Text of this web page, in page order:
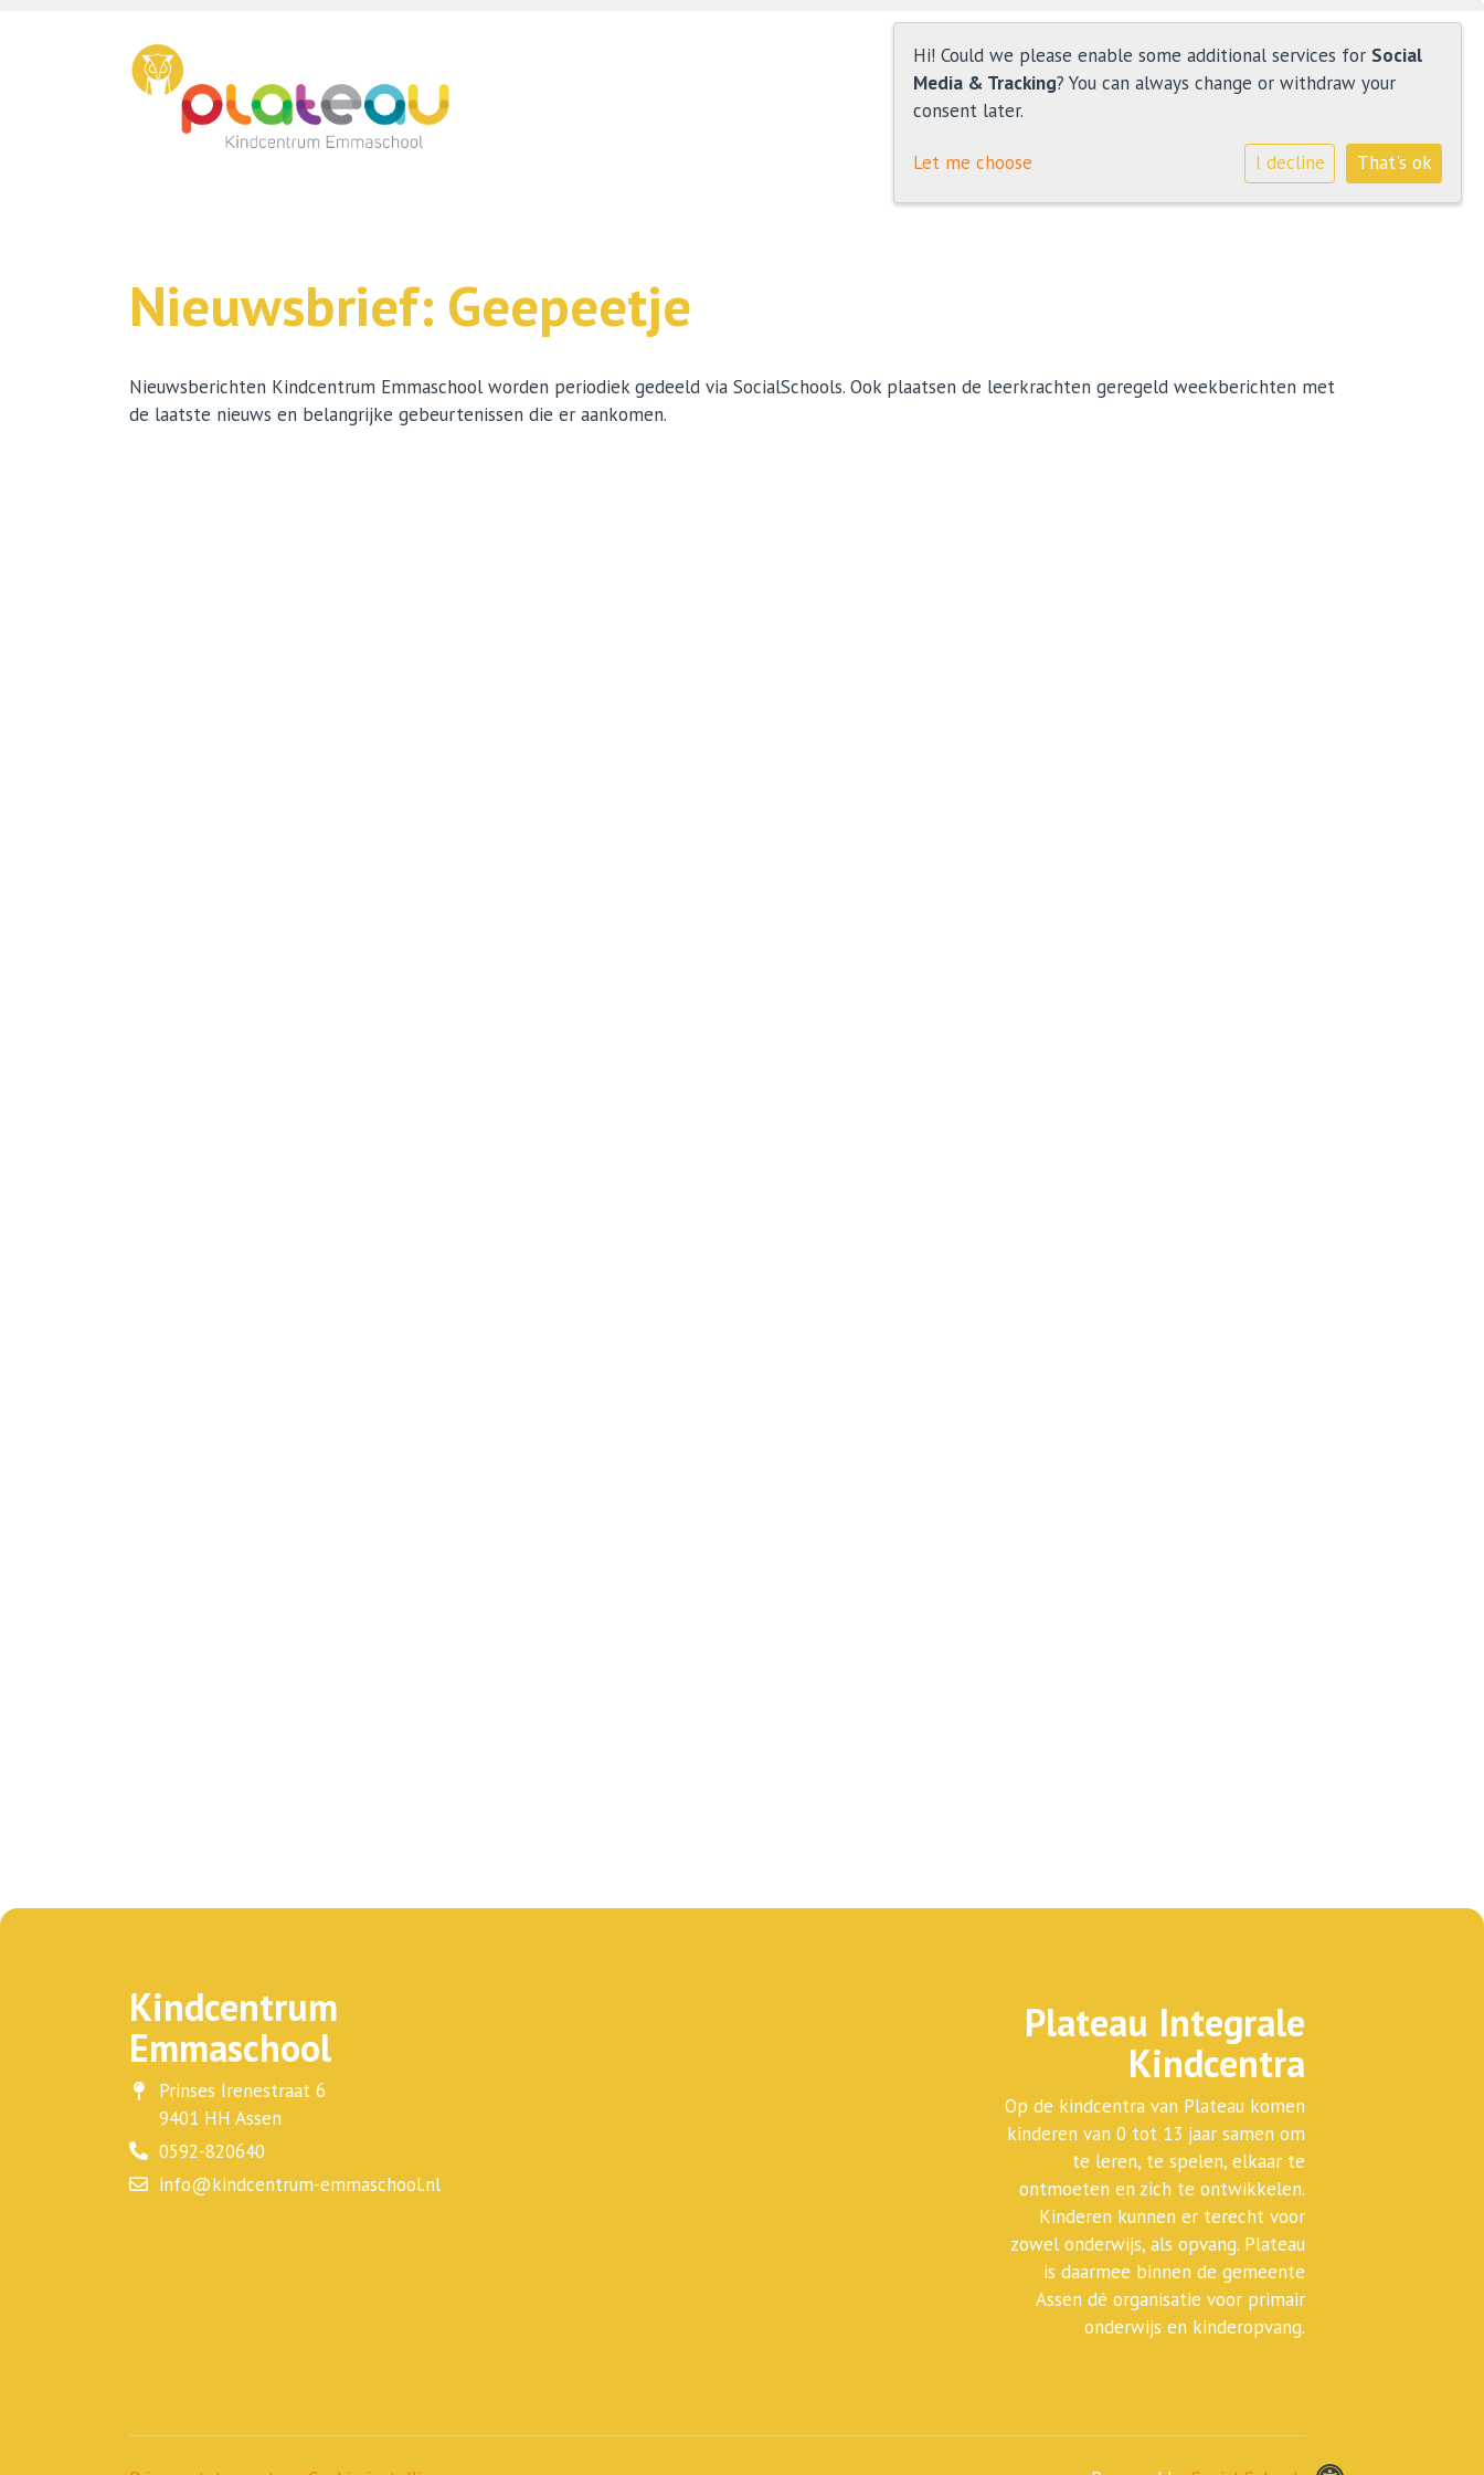
Nieuwsbrief: Geepeetje
Nieuwsberichten Kindcentrum Emmaschool worden periodiek gedeeld via SocialSchools. Ook plaatsen de leerkrachten geregeld weekberichten met
de laatste nieuws en belangrijke gebeurtenissen die er aankomen.
Kindcentrum
Emmaschool
Prinses Irenestraat 6
9401 HH Assen
0592-820640
info@kindcentrum-emmaschool.nl
Plateau Integrale
Kindcentra
Op de kindcentra van Plateau komen
kinderen van 0 tot 13 jaar samen om
te leren, te spelen, elkaar te
ontmoeten en zich te ontwikkelen.
Kinderen kunnen er terecht voor
zowel onderwijs, als opvang. Plateau
is daarmee binnen de gemeente
Assen dé organisatie voor primair
onderwijs en kinderopvang.
Hi! Could we please enable some additional services for Social
Media & Tracking? You can always change or withdraw your
consent later.
Let me choose I decline That's ok